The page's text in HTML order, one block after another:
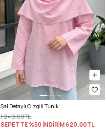
1.240,00TL
SEPETTE %50 İNDİRİM620,00TL